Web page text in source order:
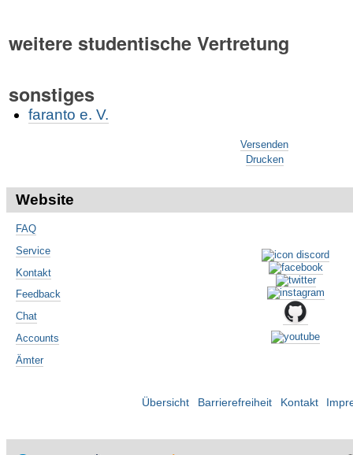
weitere studentische Vertretung
sonstiges
faranto e. V.
Versenden
Drucken
Website
FAQ
Service
Kontakt
Feedback
Chat
Accounts
Ämter
Übersicht Barrierefreiheit Kontakt